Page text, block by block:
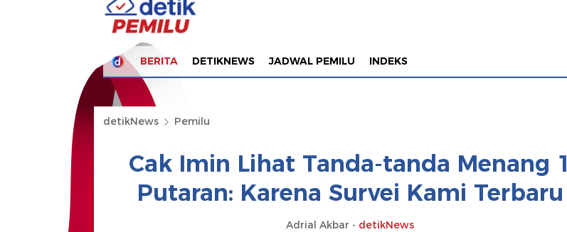
BERITA DETIKNEWS JADWAL PEMILU INDEKS
detikNews Pemilu
Cak Imin Lihat Tanda-tanda Menang 1
Putaran: Karena Survei Kami Terbaru
Adrial Akbar - detikNews